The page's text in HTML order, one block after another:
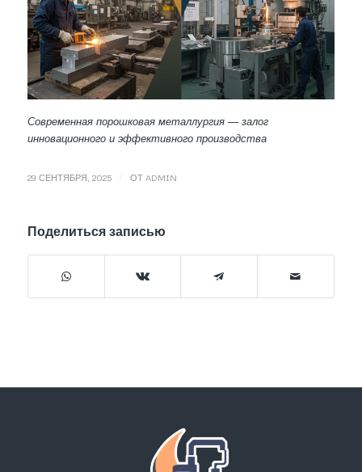
Современная порошковая металлургия — залог
инновационного и эффективного производства
29 СЕНТЯБРЯ, 2025 ОТ ADMIN
Поделиться записью